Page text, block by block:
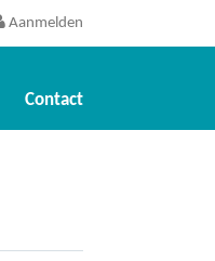
Aanmelden
Contact